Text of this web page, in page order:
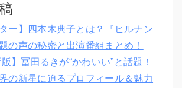
ー】四本木典子とは？『ヒルナン
の声の秘密と出演番組まとめ！
】冨田るきが“かわいい”と話題！
の新星に迫るプロフィール＆魅力